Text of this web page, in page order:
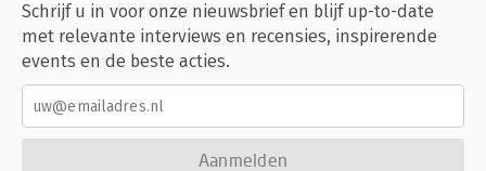
Schrijf u in voor onze nieuwsbrief en blijf up-to-date
met relevante interviews en recensies, inspirerende
events en de beste acties.
Aanmelden